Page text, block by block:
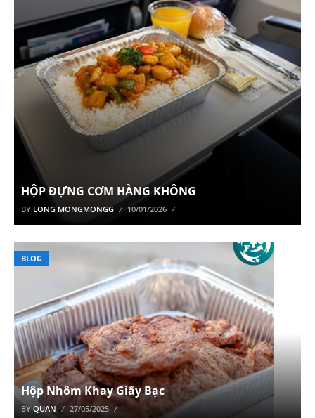
HỘP ĐỰNG CƠM HÀNG KHÔNG
BY LONG MONGMONGG 10/01/2026
BLOG
Hộp Nhôm Khay Giấy Bạc
BYQUAN 27/05/2025